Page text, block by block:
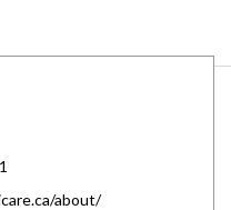
about/